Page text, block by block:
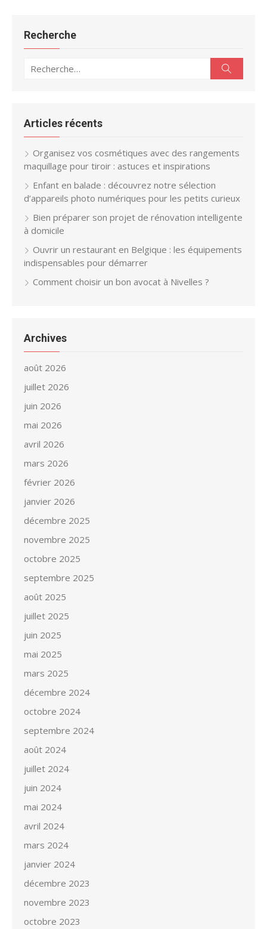
Recherche
Recherche
Articles récents
Organisez vos cosmétiques avec des rangements
maquillage pour tiroir : astuces et inspirations
Enfant en balade : découvrez notre sélection
d’appareils photo numériques pour les petits curieux
Bien préparer son projet de rénovation intelligente
à domicile
Ouvrir un restaurant en Belgique : les équipements
indispensables pour démarrer
Comment choisir un bon avocat à Nivelles ?
Archives
août 2026
juillet 2026
juin 2026
mai 2026
avril 2026
mars 2026
février 2026
janvier 2026
décembre 2025
novembre 2025
octobre 2025
septembre 2025
août 2025
juillet 2025
juin 2025
mai 2025
mars 2025
décembre 2024
octobre 2024
septembre 2024
août 2024
juillet 2024
juin 2024
mai 2024
avril 2024
mars 2024
janvier 2024
décembre 2023
novembre 2023
octobre 2023